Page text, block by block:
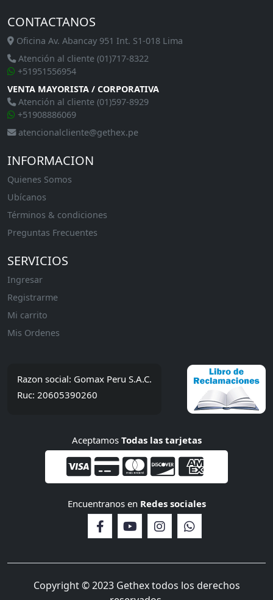
CONTACTANOS
Oficina Av. Abancay 951 Int. S1-018 Lima
Atención al cliente (01)717-8322
+51951556954
VENTA MAYORISTA / CORPORATIVA
Atención al cliente (01)597-8929
+51908886069
atencionalcliente@gethex.pe
INFORMACION
Quienes Somos
Ubícanos
Términos & condiciones
Preguntas Frecuentes
SERVICIOS
Ingresar
Registrarme
Mi carrito
Mis Ordenes
Razon social: Gomax Peru S.A.C.
Ruc: 20605390260
Aceptamos Todas las tarjetas
Encuentranos en Redes sociales
Copyright © 2023 Gethex todos los derechos